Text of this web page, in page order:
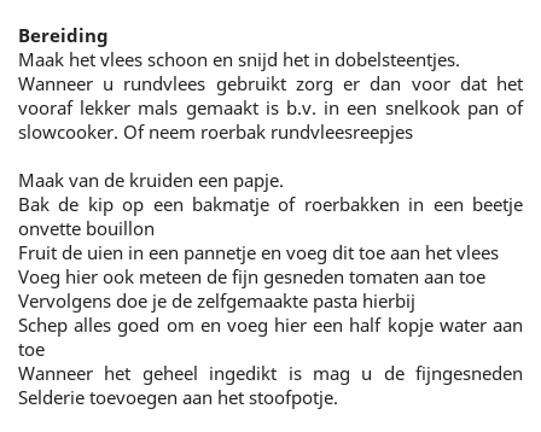
Bereiding
Maak het vlees schoon en snijd het in dobelsteentjes.
Wanneer u rundvlees gebruikt zorg er dan voor dat het
vooraf lekker mals gemaakt is b.v. in een snelkook pan of
slowcooker. Of neem roerbak rundvleesreepjes
Maak van de kruiden een papje.
Bak de kip op een bakmatje of roerbakken in een beetje
onvette bouillon
Fruit de uien in een pannetje en voeg dit toe aan het vlees
Voeg hier ook meteen de fijn gesneden tomaten aan toe
Vervolgens doe je de zelfgemaakte pasta hierbij
Schep alles goed om en voeg hier een half kopje water aan
toe
Wanneer het geheel ingedikt is mag u de fijngesneden
Selderie toevoegen aan het stoofpotje.